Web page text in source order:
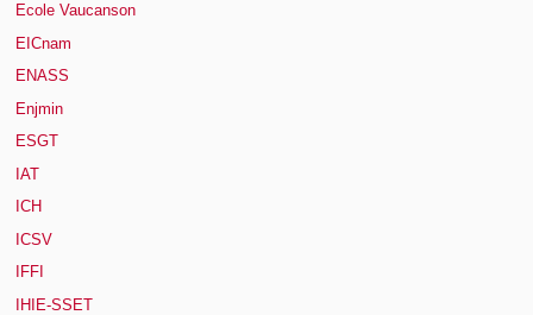
Ecole Vaucanson
EICnam
ENASS
Enjmin
ESGT
IAT
ICH
ICSV
IFFI
IHIE-SSET